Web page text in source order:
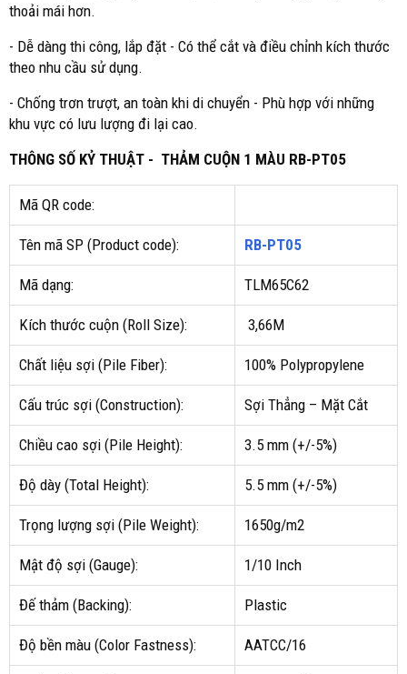
thoải mái hơn.
- Dễ dàng thi công, lắp đặt - Có thể cắt và điều chỉnh kích thước
theo nhu cầu sử dụng.
- Chống trơn trượt, an toàn khi di chuyển - Phù hợp với những
khu vực có lưu lượng đi lại cao.
THÔNG SỐ KỶ THUẬT - THẢM CUỘN 1 MÀU RB-PT05
Mã QR code:
Tên mã SP (Product code): RB-PT05
Mã dạng: TLM65C62
Kích thước cuộn (Roll Size): 3,66M
Chất liệu sợi (Pile Fiber): 100% Polypropylene
Cấu trúc sợi (Construction): Sợi Thẳng – Mặt Cắt
Chiều cao sợi (Pile Height): 3.5 mm (+/-5%)
Độ dày (Total Height): 5.5 mm (+/-5%)
Trọng lượng sợi (Pile Weight): 1650g/m2
Mật độ sợi (Gauge): 1/10 Inch
Đế thảm (Backing): Plastic
Độ bền màu (Color Fastness): AATCC/16